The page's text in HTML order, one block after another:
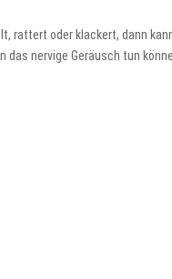
rattert oder klackert, dann
das nervige Geräusch tun